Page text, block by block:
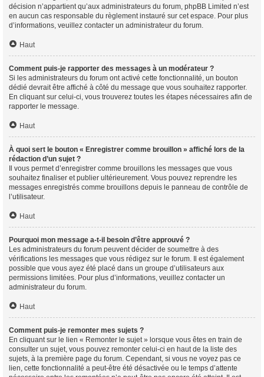
décision n’appartient qu’aux administrateurs du forum, phpBB Limited n’est
en aucun cas responsable du règlement instauré sur cet espace. Pour plus
d’informations, veuillez contacter un administrateur du forum.
Haut
Comment puis-je rapporter des messages à un modérateur ?
Si les administrateurs du forum ont activé cette fonctionnalité, un bouton
dédié devrait être affiché à côté du message que vous souhaitez rapporter.
En cliquant sur celui-ci, vous trouverez toutes les étapes nécessaires afin de
rapporter le message.
Haut
À quoi sert le bouton « Enregistrer comme brouillon » affiché lors de la
rédaction d’un sujet ?
Il vous permet d’enregistrer comme brouillons les messages que vous
souhaitez finaliser et publier ultérieurement. Vous pouvez reprendre les
messages enregistrés comme brouillons depuis le panneau de contrôle de
l’utilisateur.
Haut
Pourquoi mon message a-t-il besoin d’être approuvé ?
Les administrateurs du forum peuvent décider de soumettre à des
vérifications les messages que vous rédigez sur le forum. Il est également
possible que vous ayez été placé dans un groupe d’utilisateurs aux
permissions limitées. Pour plus d’informations, veuillez contacter un
administrateur du forum.
Haut
Comment puis-je remonter mes sujets ?
En cliquant sur le lien « Remonter le sujet » lorsque vous êtes en train de
consulter un sujet, vous pouvez remonter celui-ci en haut de la liste des
sujets, à la première page du forum. Cependant, si vous ne voyez pas ce
lien, cette fonctionnalité a peut-être été désactivée ou le temps d’attente